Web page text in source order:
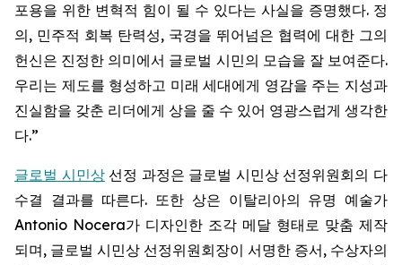
포용을 위한 변혁적 힘이 될 수 있다는 사실을 증명했다. 정
의, 민주적 회복 탄력성, 국경을 뛰어넘은 협력에 대한 그의
헌신은 진정한 의미에서 글로벌 시민의 모습을 잘 보여준다.
우리는 제도를 형성하고 미래 세대에게 영감을 주는 지성과
진실함을 갖춘 리더에게 상을 줄 수 있어 영광스럽게 생각한
다.”
글로벌 시민상선정 과정은 글로벌 시민상 선정위원회의 다
수결 결과를 따른다. 또한 상은 이탈리아의 유명 예술가
Antonio Nocera가 디자인한 조각 메달 형태로 맞춤 제작
되며, 글로벌 시민상 선정위원회장이 서명한 증서, 수상자의